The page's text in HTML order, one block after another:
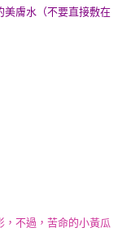
膚水（不要直接敷在
不過，苦命的小黃瓜